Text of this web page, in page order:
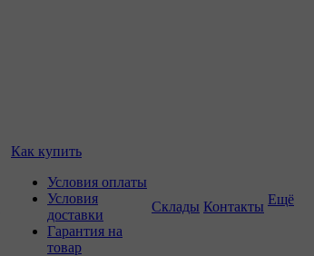
Как купить
Условия оплаты
Условия
доставки
Гарантия на
товар
Склады Контакты Ещё